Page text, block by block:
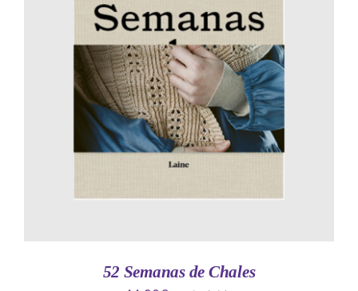
AÑADIR AL CARRITO
/
DETALLES
52 Semanas de Chales